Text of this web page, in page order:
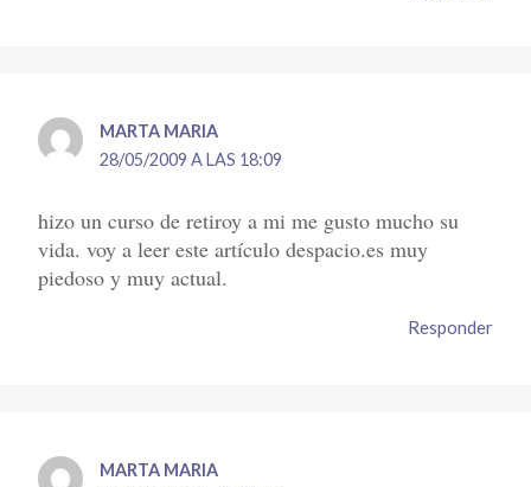
MARTA MARIA
28/05/2009 A LAS 18:09
hizo un curso de retiroy a mi me gusto mucho su
vida. voy a leer este artículo despacio.es muy
piedoso y muy actual.
Responder
MARTA MARIA